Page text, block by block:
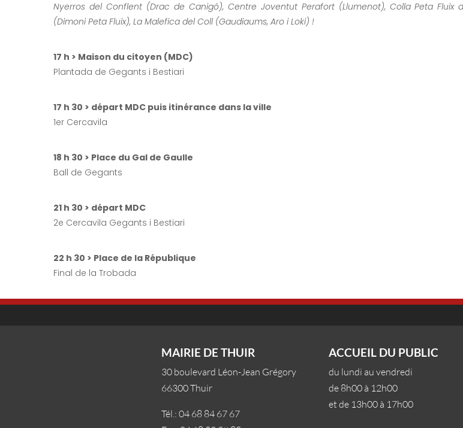
Nyerros del Conflent (Drac de Canigó), Centre Joventut Perafort (Llumenot), Colla Peta Fluix
(Dimoni Peta Fluix), La Malefica del Coll (Gaudiaums, Aro i Loki) !
17 h > Maison du citoyen (MDC)
Plantada de Gegants i Bestiari
17 h 30 > départ MDC puis itinérance dans la ville
1er Cercavila
18 h 30 > Place du Gal de Gaulle
Ball de Gegants
21 h 30 > départ MDC
2e Cercavila Gegants i Bestiari
22 h 30 > Place de la République
Final de la Trobada
MAIRIE DE THUIR
30 boulevard Léon-Jean Grégory
66300 Thuir
Tél.: 04 68 84 67 67
ACCUEIL DU PUBLIC
du lundi au vendredi
de 8h00 à 12h00
et de 13h00 à 17h00